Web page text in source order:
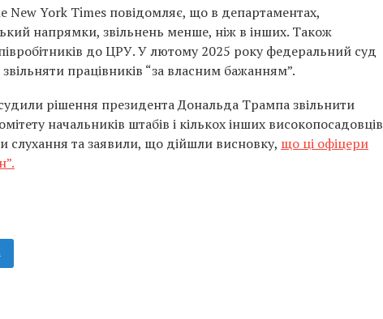
New York Times повідомляє, що в департаментах,
напрямки, звільнень менше, ніж в інших. Також
до ЦРУ. У лютому 2025 року федеральний суд
працівників “за власним бажанням”.
рішення президента Дональда Трампа звільнити
начальників штабів і кількох інших високопосадовців
слухання та заявили, що дійшли висновку, що ці офіцери